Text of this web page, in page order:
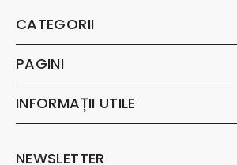
CATEGORII
PAGINI
INFORMAȚII UTILE
NEWSLETTER